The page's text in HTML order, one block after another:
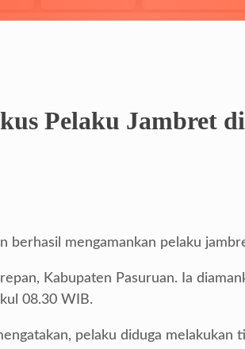
Pelaku Jambret
berhasil mengamankan pelaku
Kabupaten Pasuruan. Ia
08.30 WIB.
pelaku diduga